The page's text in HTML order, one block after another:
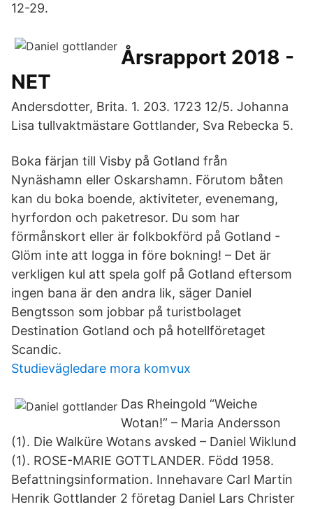
12-29.
Årsrapport 2018 -
NET
Andersdotter, Brita. 1. 203. 1723 12/5. Johanna
Lisa tullvaktmästare Gottlander, Sva Rebecka 5.
Boka färjan till Visby på Gotland från
Nynäshamn eller Oskarshamn. Förutom båten
kan du boka boende, aktiviteter, evenemang,
hyrfordon och paketresor. Du som har
förmånskort eller är folkbokförd på Gotland -
Glöm inte att logga in före bokning! – Det är
verkligen kul att spela golf på Gotland eftersom
ingen bana är den andra lik, säger Daniel
Bengtsson som jobbar på turistbolaget
Destination Gotland och på hotellföretaget
Scandic.
Studievägledare mora komvux
Das Rheingold “Weiche
Wotan!” – Maria Andersson
(1). Die Walküre Wotans avsked – Daniel Wiklund
(1). ROSE-MARIE GOTTLANDER. Född 1958.
Befattningsinformation. Innehavare Carl Martin
Henrik Gottlander 2 företag Daniel Lars Christer